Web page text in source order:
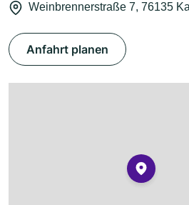
Weinbrennerstraße 7, 76135
Anfahrt planen